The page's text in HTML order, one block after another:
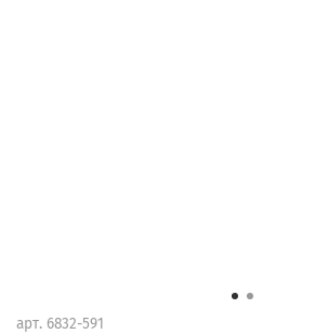
арт. 6832-591